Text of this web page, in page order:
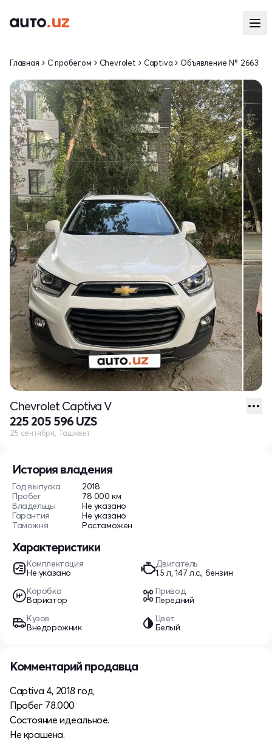
История владения
Год выпуска
2018
Пробег
78 000 км
Владельцы
Не указано
Гарантия
Не указано
Таможня
Растаможен
Характеристики
Комплектация
Не указано
Двигатель
1.5 л, 147 л.с., бензин
Коробка
Вариатор
Привод
Передний
Кузов
Внедорожник
Цвет
Белый
Главная С пробегом Chevrolet Captiva Объявление № 2663
Chevrolet Captiva V
225 205 596 UZS
25 сентября, Ташкент
Комментарий продавца
Captiva 4, 2018 год
Пробег 78.000
Состояние идеальное.
Не крашена.